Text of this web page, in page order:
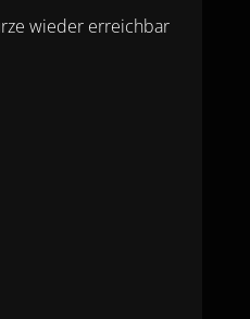
wieder erreichbar